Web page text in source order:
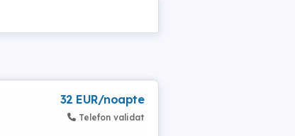
32 EUR/noapte
Telefon validat